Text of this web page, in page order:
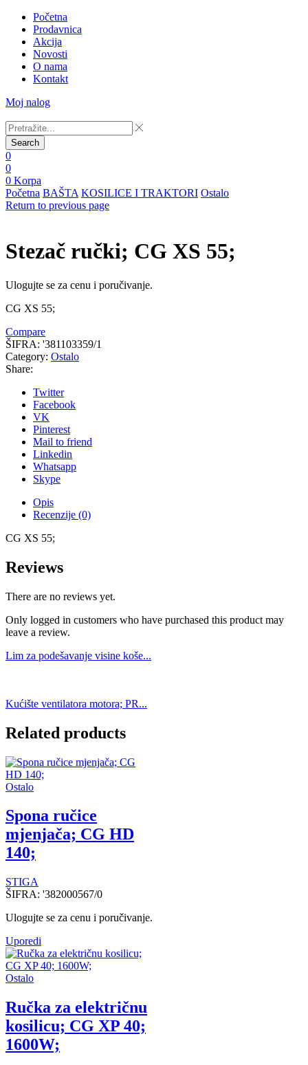
Početna
Prodavnica
Akcija
Novosti
O nama
Kontakt
Moj nalog
Search
0
0
0 Korpa
Početna BAŠTA KOSILICE I TRAKTORI Ostalo
Return to previous page
Stezač ručki; CG XS 55;
Ulogujte se za cenu i poručivanje.
CG XS 55;
Compare
ŠIFRA: '381103359/1
Category: Ostalo
Share:
Twitter
Facebook
VK
Pinterest
Mail to friend
Linkedin
Whatsapp
Skype
Opis
Recenzije (0)
CG XS 55;
Reviews
There are no reviews yet.
Only logged in customers who have purchased this product may
leave a review.
Lim za podešavanje visine koše...
Kućište ventilatora motora; PR...
Related products
Ostalo
Spona ručice
mjenjača; CG HD
140;
STIGA
ŠIFRA: '382000567/0
Ulogujte se za cenu i poručivanje.
Uporedi
Ostalo
Ručka za električnu
kosilicu; CG XP 40;
1600W;